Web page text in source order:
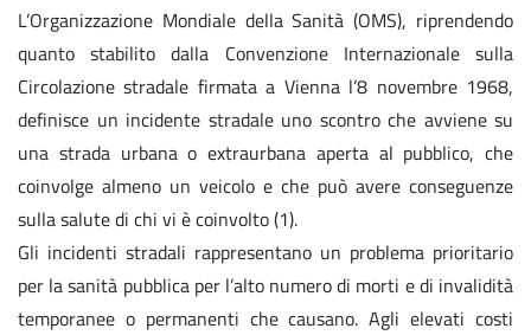
L’Organizzazione Mondiale della Sanità (OMS), riprendendo
quanto stabilito dalla Convenzione Internazionale sulla
Circolazione stradale firmata a Vienna l’8 novembre 1968,
definisce un incidente stradale uno scontro che avviene su
una strada urbana o extraurbana aperta al pubblico, che
coinvolge almeno un veicolo e che può avere conseguenze
sulla salute di chi vi è coinvolto (1).
Gli incidenti stradali rappresentano un problema prioritario
per la sanità pubblica per l’alto numero di morti e di invalidità
temporanee o permanenti che causano. Agli elevati costi